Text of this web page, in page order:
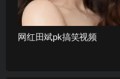
网红田斌pk搞笑视频